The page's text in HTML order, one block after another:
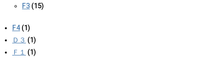
F3 (15)
F4 (1)
Ｄ３ (1)
Ｆ１
(1)